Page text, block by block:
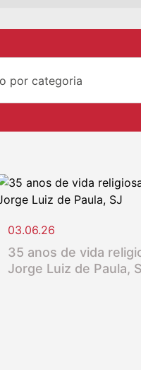
por categoria
03.06.26
35 anos de vida
Jorge Luiz de Paula,